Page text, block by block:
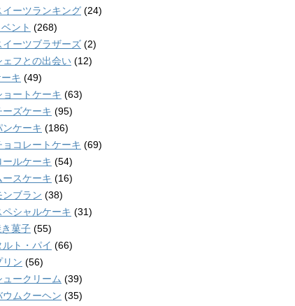
イーツランキング (24)
ント (268)
イーツブラザーズ (2)
ェフとの出会い (12)
キ (49)
ョートケーキ (63)
ーズケーキ (95)
ンケーキ (186)
ョコレートケーキ (69)
ールケーキ (54)
ースケーキ (16)
ンブラン (38)
ペシャルケーキ (31)
菓子 (55)
ルト・パイ (66)
リン (56)
ュークリーム (39)
ウムクーヘン (35)